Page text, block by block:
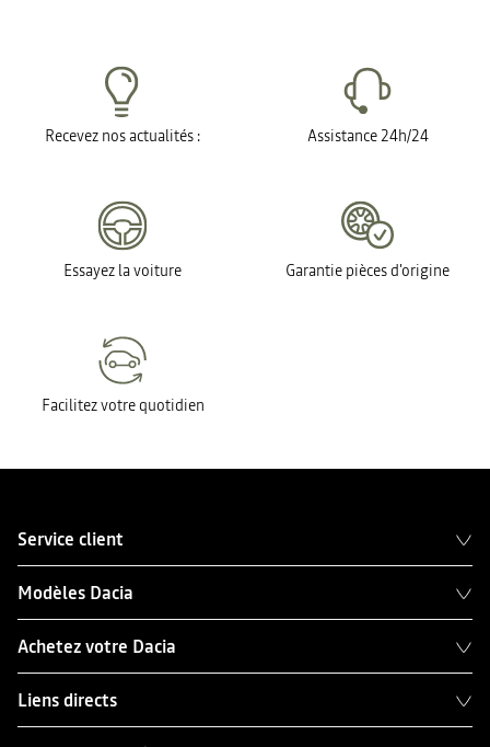
Recevez nos actualités : Assistance 24h/24
Essayez la voiture Garantie pièces d'origine
Facilitez votre quotidien
Service client
Modèles Dacia
Achetez votre Dacia
Liens directs